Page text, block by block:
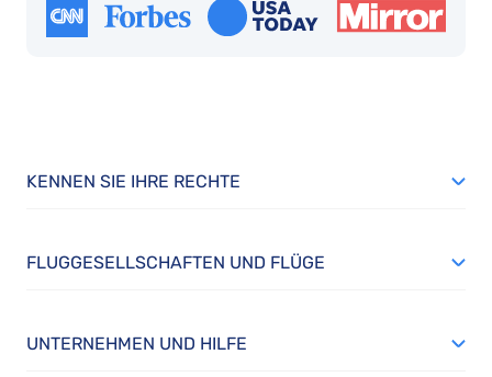
KENNEN SIE IHRE RECHTE
FLUGGESELLSCHAFTEN UND FLÜGE
UNTERNEHMEN UND HILFE